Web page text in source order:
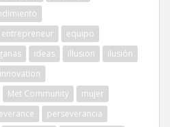
entrepreneur
equipo
ganas ideas illusion
ilusión
innovation
Met Community
mujer
perseverancia